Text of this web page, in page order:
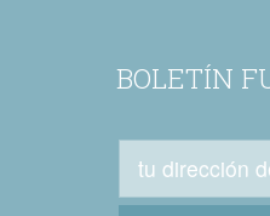
BOLETÍN